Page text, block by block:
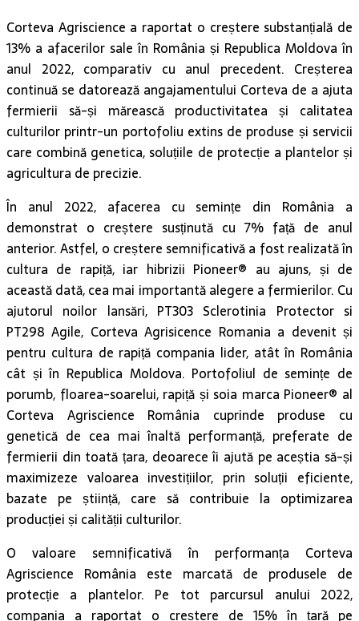
Corteva Agriscience a raportat o creștere substanțială de
13% a afacerilor sale în România și Republica Moldova în
anul 2022, comparativ cu anul precedent. Creșterea
continuă se datorează angajamentului Corteva de a ajuta
fermierii să-și mărească productivitatea și calitatea
culturilor printr-un portofoliu extins de produse și servicii
care combină genetica, soluțiile de protecție a plantelor și
agricultura de precizie.
În anul 2022, afacerea cu semințe din România a
demonstrat o creștere susținută cu 7% față de anul
anterior. Astfel, o creștere semnificativă a fost realizată în
cultura de rapiță, iar hibrizii Pioneer® au ajuns, și de
această dată, cea mai importantă alegere a fermierilor. Cu
ajutorul noilor lansări, PT303 Sclerotinia Protector si
PT298 Agile, Corteva Agrisicence Romania a devenit și
pentru cultura de rapiță compania lider, atât în România
cât și în Republica Moldova. Portofoliul de semințe de
porumb, floarea-soarelui, rapiță și soia marca Pioneer® al
Corteva Agriscience România cuprinde produse cu
genetică de cea mai înaltă performanță, preferate de
fermierii din toată țara, deoarece îi ajută pe aceștia să-și
maximizeze valoarea investițiilor, prin soluții eficiente,
bazate pe știință, care să contribuie la optimizarea
producției și calității culturilor.
O valoare semnificativă în performanța Corteva
Agriscience România este marcată de produsele de
protecție a plantelor. Pe tot parcursul anului 2022,
compania a raportat o creștere de 15% în țară pe